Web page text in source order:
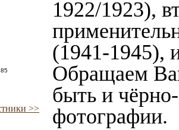
>>
1922/1923),
(1941-1945),
Обращаем
быть и
фотографии.